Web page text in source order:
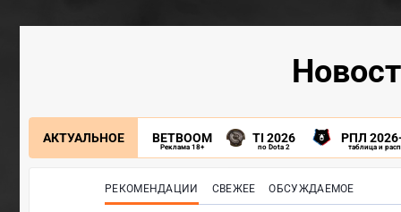
АКТУАЛЬНОЕ BETBOOM
Реклама 18+
TI 2026
по Dota 2
РПЛ
таблица и
РЕКОМЕНДАЦИИ СВЕЖЕЕ ОБСУЖДАЕМОЕ